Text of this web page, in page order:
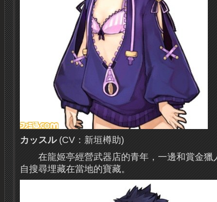
カッスル(CV：新垣樽助)
在龍姬亭經營武器店的青年，一邊和賞金獵
自搜尋埋藏在當地的寶藏。